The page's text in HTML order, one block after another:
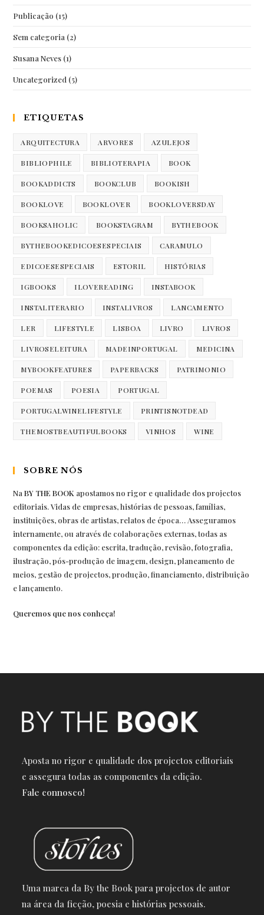
Publicação (15)
Sem categoria (2)
Susana Neves (1)
Uncategorized (5)
ETIQUETAS
ARQUITECTURA ARVORES AZULEJOS
BIBLIOPHILE BIBLIOTERAPIA BOOK
BOOKADDICTS BOOKCLUB BOOKISH
BOOKLOVE BOOKLOVER BOOKLOVERSDAY
BOOKSAHOLIC BOOKSTAGRAM BYTHEBOOK
BYTHEBOOKEDICOESESPECIAIS CARAMULO
EDICOESESPECIAIS ESTORIL HISTÓRIAS
IGBOOKS ILOVEREADING INSTABOOK
INSTALITERARIO INSTALIVROS LANCAMENTO
LER LIFESTYLE LISBOA LIVRO LIVROS
LIVROSELEITURA MADEINPORTUGAL MEDICINA
MYBOOKFEATURES PAPERBACKS PATRIMONIO
POEMAS POESIA PORTUGAL
PORTUGALWINELIFESTYLE PRINTISNOTDEAD
THEMOSTBEAUTIFULBOOKS VINHOS WINE
SOBRE NÓS
NaBY THE BOOK apostamos no rigor e qualidade dos projectos
editoriais. Vidas de empresas, histórias de pessoas, famílias,
instituições, obras de artistas, relatos de época… Asseguramos
internamente, ou através de colaborações externas, todas as
componentes da edição: escrita, tradução, revisão, fotografia,
ilustração, pós-produção de imagem, design, planeamento de
meios, gestão de projectos, produção, financiamento, distribuição
e lançamento.
Queremos que nos conheça!
Aposta no rigor e qualidade dos projectos editoriais
e assegura todas as componentes da edição.
Fale connosco!
Uma marca da By the Book para projectos de autor
na área da ficção, poesia e histórias pessoais.